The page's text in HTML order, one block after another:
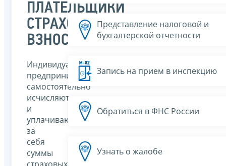
ПЛАТЕЛЬЩИКИ
СТРАХОВЫХ
ВЗНОСОВ
Индивидуальные
предприниматели
самостоятельно
исчисляют
и
уплачивают
за
себя
суммы
Представление налоговой и
бухгалтерской отчетности
Запись на прием в инспекцию
Обратиться в ФНС России
Узнать о жалобе